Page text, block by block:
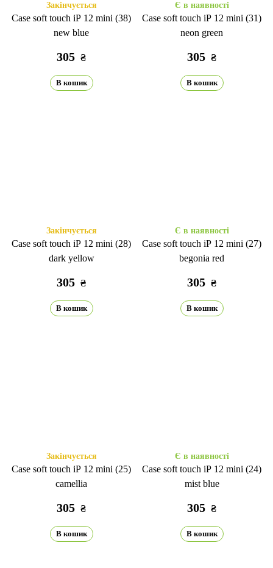
Закінчується
Case soft touch iP 12 mini (38)
new blue
305 ₴
В кошик
Є в наявності
Case soft touch iP 12 mini (31)
neon green
305 ₴
В кошик
Закінчується
Case soft touch iP 12 mini (28)
dark yellow
305 ₴
В кошик
Є в наявності
Case soft touch iP 12 mini (27)
begonia red
305 ₴
В кошик
Закінчується
Case soft touch iP 12 mini (25)
camellia
305 ₴
В кошик
Є в наявності
Case soft touch iP 12 mini (24)
mist blue
305 ₴
В кошик